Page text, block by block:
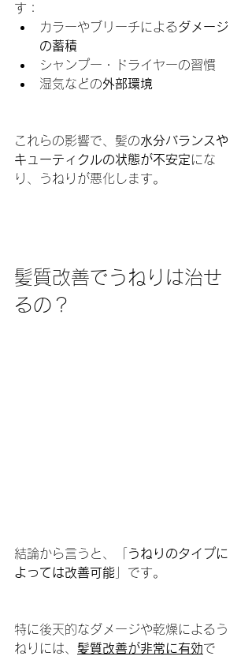
す：
カラーやブリーチによるダメージ
の蓄積
シャンプー・ドライヤーの習慣
湿気などの外部環境
これらの影響で、髪の水分バランスや
キューティクルの状態が不安定にな
り、うねりが悪化します。
髪質改善でうねりは治せ
るの？
結論から言うと、「
うねりのタイプに
よっては改善可能 」です。
特に後天的なダメージや乾燥によるう
ねりには、 髪質改善が非常に有効で